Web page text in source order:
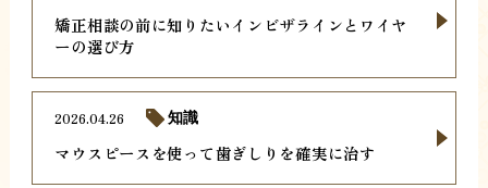
矯正相談の前に知りたいインビザラインとワイヤ
ーの選び方
マウスピースを使って歯ぎしりを確実に治す
2026.04.26 知識